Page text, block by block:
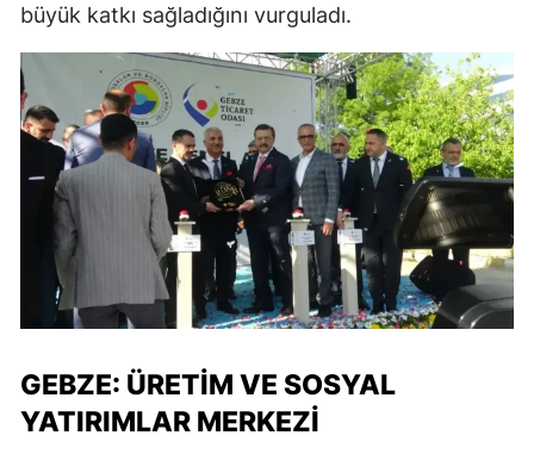
büyük katkı sağladığını vurguladı.
GEBZE: ÜRETIM VE SOSYAL
YATIRIMLAR MERKEZI